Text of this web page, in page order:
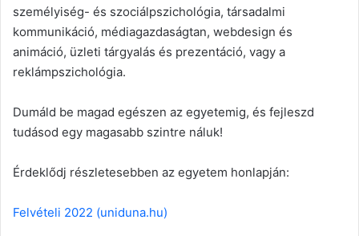
személyiség- és szociálpszichológia, társadalmi
kommunikáció, médiagazdaságtan, webdesign és
animáció, üzleti tárgyalás és prezentáció, vagy a
reklámpszichológia.
Dumáld be magad egészen az egyetemig, és fejleszd
tudásod egy magasabb szintre náluk!
Érdeklődj részletesebben az egyetem honlapján:
Felvételi 2022 (uniduna.hu)